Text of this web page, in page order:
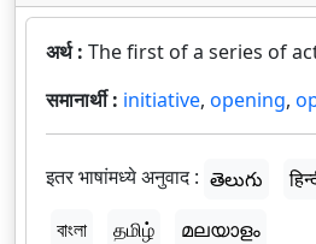
अर्थ : The first of a series of
समानार्थी : initiative, opening,
इतर भाषांमध्ये अनुवाद : తెలుగు
বাংলা
தமிழ் മലയാളം